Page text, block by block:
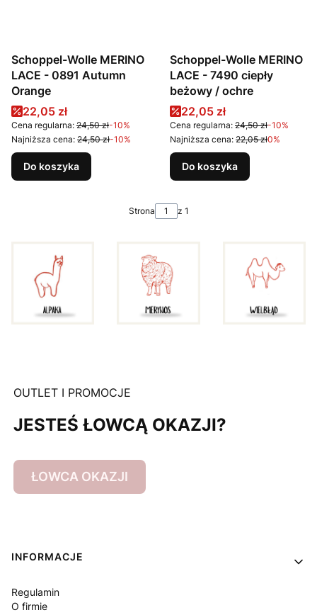
Schoppel-Wolle MERINO
LACE - 0891 Autumn
Orange
Cena promocyjna
22,05 zł
Cena regularna: 24,50 zł-10%
Najniższa cena: 24,50 zł-10%
Do koszyka
Schoppel-Wolle MERINO
LACE - 7490 ciepły
beżowy / ochre
Cena promocyjna
22,05 zł
Cena regularna: 24,50 zł-10%
Najniższa cena: 22,05 zł0%
Do koszyka
Strona z 1
OUTLET I PROMOCJE
JESTEŚ ŁOWCĄ OKAZJI?
ŁOWCA OKAZJI
Linki w stopce
INFORMACJE
Regulamin
O firmie